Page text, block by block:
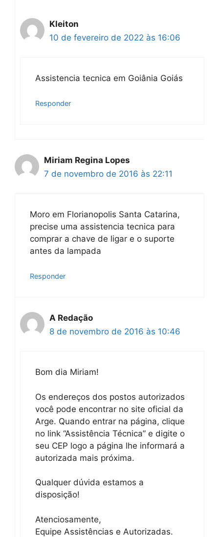
Kleiton
10 de fevereiro de 2022 às 16:06
Assistencia tecnica em Goiânia Goiás
Responder
Miriam Regina Lopes
7 de novembro de 2016 às 22:11
Moro em Florianopolis Santa Catarina,
precise uma assistencia tecnica para
comprar a chave de ligar e o suporte
antes da lampada
Responder
A Redação
8 de novembro de 2016 às 10:46
Bom dia Miriam!
Os endereços dos postos autorizados
você pode encontrar no site oficial da
Arge. Quando entrar na página, clique
no link “Assistência Técnica” e digite o
seu CEP logo a página lhe informará a
autorizada mais próxima.
Qualquer dúvida estamos a
disposição!
Atenciosamente,
Equipe Assistências e Autorizadas.